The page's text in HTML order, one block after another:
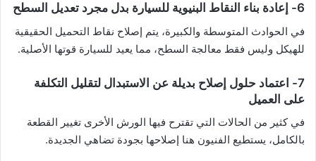
6- إعادة بناء النقاط البنيوية للسيارة بدل مجرد تعديل السطح
في الحوادث المتوسطة والكبيرة، يتم إصلاح نقاط التحميل الحقيقية
للهيكل وليس فقط معالجة السطح، مما يعيد للسيارة قوتها الأصلية.
7- اعتماد حلول إصلاح بديلة عن الاستبدال لتقليل التكلفة
على العميل
في كثير من الحالات التي تقترح فيها الورش الأخرى تغيير القطعة
بالكامل، يستطيع الفنيون هنا إصلاحها بجودة تضاهي الجديدة.